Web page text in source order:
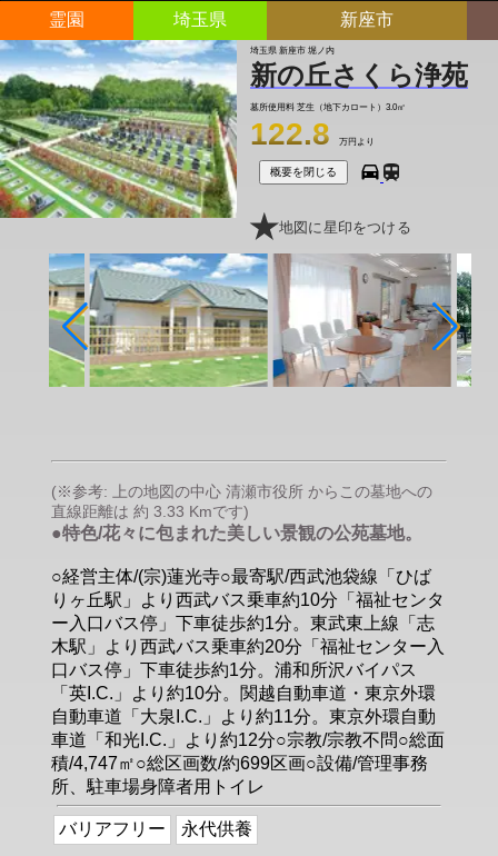
霊園 埼玉県 新座市
埼玉県 新座市 堀ノ内
新の丘さくら浄苑
墓所使用料 芝生（地下カロート）3.0㎡
122.8 万円より
概要を閉じる
地図に星印をつける
(※参考: 上の地図の中心 清瀬市役所 からこの墓地への
直線距離は 約 3.33 Kmです)
●特色/花々に包まれた美しい景観の公苑墓地。
○経営主体/(宗)蓮光寺○最寄駅/西武池袋線「ひば
りヶ丘駅」より西武バス乗車約10分「福祉センタ
ー入口バス停」下車徒歩約1分。東武東上線「志
木駅」より西武バス乗車約20分「福祉センター入
口バス停」下車徒歩約1分。浦和所沢バイパス
「英I.C.」より約10分。関越自動車道・東京外環
自動車道「大泉I.C.」より約11分。東京外環自動
車道「和光I.C.」より約12分○宗教/宗教不問○総面
積/4,747㎡○総区画数/約699区画○設備/管理事務
所、駐車場身障者用トイレ
バリアフリー 永代供養